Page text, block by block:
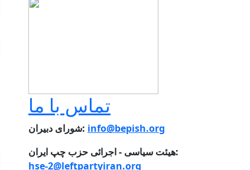
تماس با ما
شورای دبیران: info@bepish.org
هیئت سیاسی - اجرائی حزب چپ ایران:
hse-2@leftpartyiran.org